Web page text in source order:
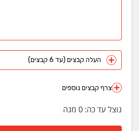
העלה קבצים (עד 6 קבצים)
צרף קבצים נוספים
נוצל עד כה: 0 מגה